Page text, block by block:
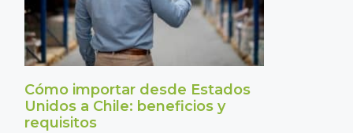
Cómo importar desde Estados
Unidos a Chile: beneficios y
requisitos